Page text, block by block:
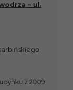
– ul.
z 2009